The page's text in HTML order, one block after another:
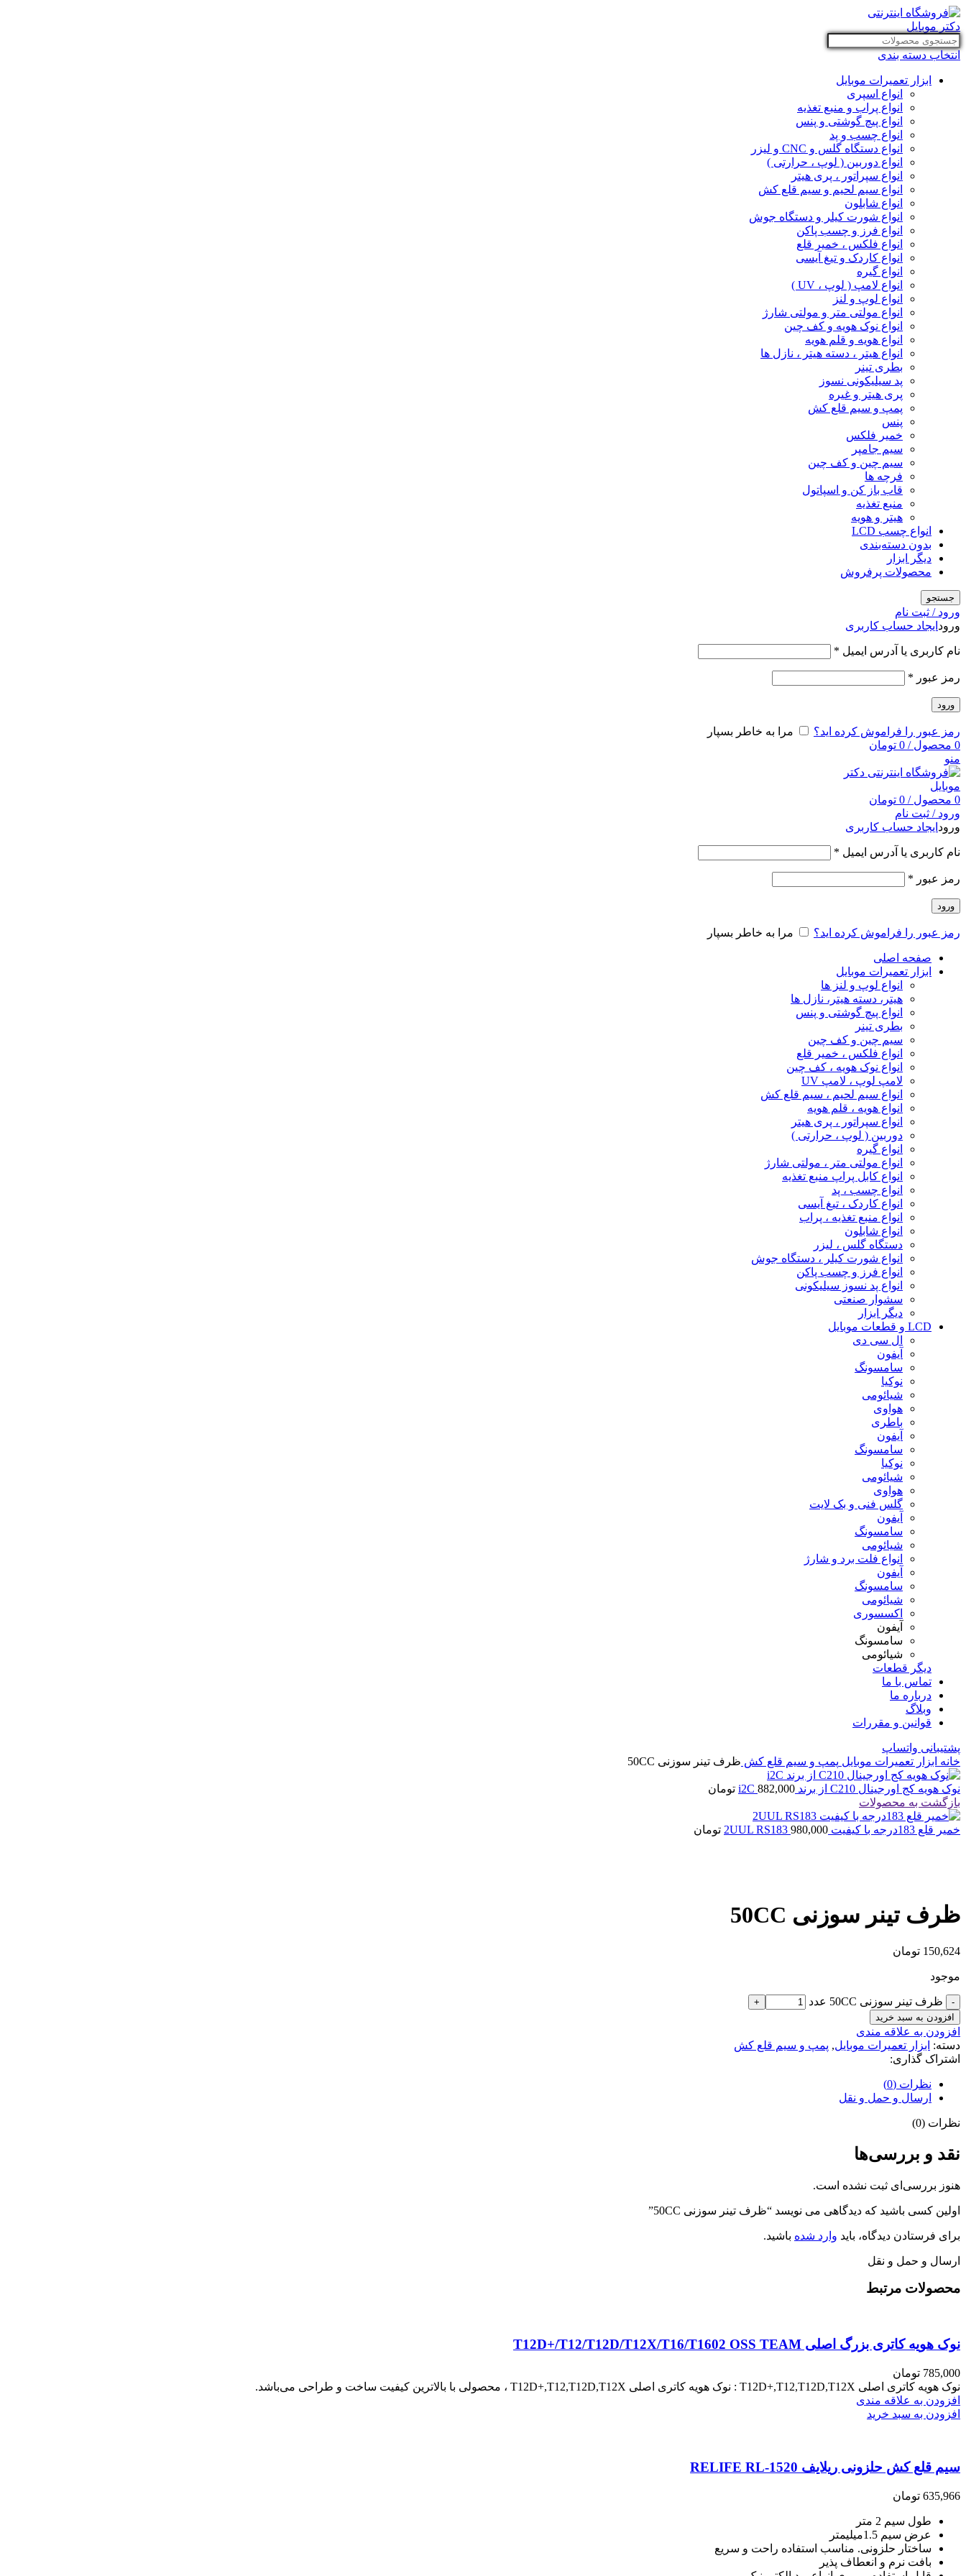
انتخاب دسته بندی
ابزار تعمیرات موبایل
انواع اسپری
انواع پراب و منبع تغذیه
انواع پیچ گوشتی و پنس
انواع چسب و پد
انواع دستگاه گلس و CNC و لیزر
انواع دوربین ( لوپ ، حرارتی )
انواع سپراتور ، پری هیتر
انواع سیم لحیم و سیم قلع کش
انواع شابلون
انواع شورت کیلر و دستگاه جوش
انواع فرز و چسب پاکن
انواع فلکس ، خمیر قلع
انواع کاردک و تیغ آیسی
انواع گیره
انواع لامپ ( لوپ ، UV )
انواع لوپ و لنز
انواع مولتی متر و مولتی شارژ
انواع نوک هویه و کف چین
انواع هویه و قلم هویه
انواع هیتر ، دسته هیتر ، نازل ها
بطری تینر
پد سیلیکونی نسوز
پری هیتر و غیره
پمپ و سیم قلع کش
پنس
خمیر فلکس
سیم جامپر
سیم چین و کف چین
فرچه ها
قاب باز کن و اسپاتول
منبع تغذیه
هیتر و هویه
انواع چسب LCD
بدون دسته‌بندی
دیگر ابزار
محصولات پرفروش
جستجو
ورود / ثبت نام
ورود ایجاد حساب کاربری
نام کاربری یا آدرس ایمیل *
رمز عبور *
ورود
رمز عبور را فراموش کرده اید؟
مرا به خاطر بسپار
0 محصول /
0 تومان
منو
0 محصول /
0 تومان
ورود / ثبت نام
ورود ایجاد حساب کاربری
نام کاربری یا آدرس ایمیل *
رمز عبور *
ورود
رمز عبور را فراموش کرده اید؟ مرا به خاطر بسپار
صفحه اصلی
ابزار تعمیرات موبایل
انواع لوپ و لنز ها
هیتر، دسته هیتر، نازل ها
انواع پیچ‌ گوشتی و پنس
بطری تینر
سیم چین و کف چین
انواع فلکس ، خمیر قلع
انواع نوک هویه ، کف چین
لامپ لوپ ، لامپ UV
انواع سیم لحیم ، سیم قلع کش
انواع هویه ، قلم هویه
انواع سپراتور ، پری هیتر
دوربین ( لوپ ، حرارتی )
انواع گیره
انواع مولتی متر ، مولتی شارژ
انواع کابل پراپ منبع تغذیه
انواع چسب ، پد
انواع کاردک ، تیغ آیسی
انواع منبع تغذیه ، پراب
انواع شابلون
دستگاه گلس ، لیزر
انواع شورت کیلر ، دستگاه جوش
انواع فرز و چسب پاکن
انواع پد نسوز سیلیکونی
سشوار صنعتی
دیگر ابزار
LCD و قطعات موبایل
ال سی دی
آیفون
سامسونگ
نوکیا
شیائومی
هواوی
باطری
آیفون
سامسونگ
نوکیا
شیائومی
هواوی
گلس فنی و بک لایت
آیفون
سامسونگ
شیائومی
انواع فلت برد و شارژ
آیفون
سامسونگ
شیائومی
اکسسوری
آیفون
سامسونگ
شیائومی
دیگر قطعات
تماس با ما
درباره ما
وبلاگ
قوانین و مقررات
پشتیبانی واتساپ
خانه ابزار تعمیرات موبایل پمپ و سیم قلع کش ظرف تینر سوزنی 50CC
نوک هویه کج اورجینال C210 از برند i2C 882,000
تومان
بازگشت به محصولات
خمیر قلع 183درجه با کیفیت 2UUL RS183 980,000 تومان
ظرف تینر سوزنی 50CC
150,624 تومان
موجود
ظرف تینر سوزنی 50CC عدد
افزودن به سبد خرید
افزودن به علاقه مندی
دسته: ابزار تعمیرات موبایل, پمپ و سیم قلع کش
اشتراک گذاری:
نظرات (0)
ارسال و حمل و نقل
نظرات (0)
نقد و بررسی‌ها
هنوز بررسی‌ای ثبت نشده است.
اولین کسی باشید که دیدگاهی می نویسد “ظرف تینر سوزنی 50CC”
برای فرستادن دیدگاه، باید وارد شده باشید.
ارسال و حمل و نقل
محصولات مرتبط
نوک هویه کاتری بزرگ اصلی T12D+/T12/T12D/T12X/T16/T1602 OSS TEAM
785,000 تومان
نوک هویه کاتری اصلی T12D+,T12,T12D,T12X : نوک هویه کاتری اصلی T12D+,T12,T12D,T12X ، محصولی با بالاترین کیفیت ساخت و طراحی می‌باشد.
افزودن به علاقه مندی
افزودن به سبد خرید
سیم قلع کش حلزونی ریلایف RELIFE RL-1520
635,966 تومان
طول سیم 2 متر
عرض سیم 1.5میلیمتر
ساختار حلزونی. مناسب استفاده راحت و سریع
بافت نرم و انعطاف پذیر